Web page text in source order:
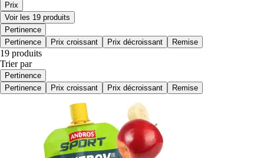
Prix
Voir les 19 produits
Pertinence
Pertinence
Prix croissant Prix décroissant Remise
19 produits
Trier par
Pertinence
Pertinence
Prix croissant Prix décroissant Remise